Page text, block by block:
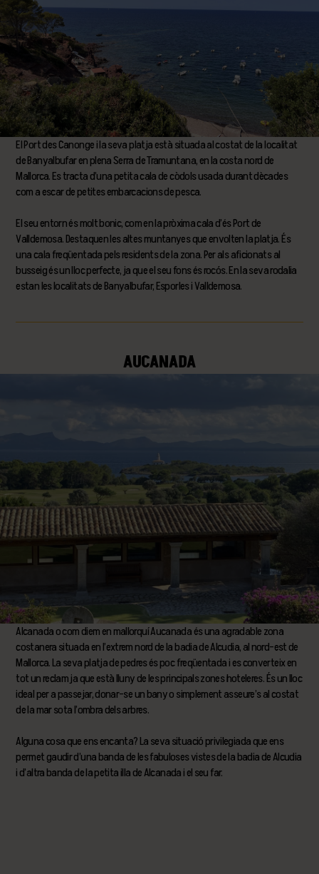
El Port des Canonge i la seva platja està situada al costat de la localitat
de Banyalbufar en plena Serra de Tramuntana, en la costa nord de
Mallorca. Es tracta d’una petita cala de còdols usada durant dècades
com a escar de petites embarcacions de pesca.
El seu entorn és molt bonic, com en la pròxima cala d’és Port de
Valldemosa. Destaquen les altes muntanyes que envolten la platja. És
una cala freqüentada pels residents de la zona. Per als aficionats al
busseig és un lloc perfecte, ja que el seu fons és rocós. En la seva rodalia
estan les localitats de Banyalbufar, Esporles i Valldemosa.
AUCANADA
Alcanada o com diem en mallorquí Aucanada és una agradable zona
costanera situada en l’extrem nord de la badia de Alcudia, al nord-est de
Mallorca. La seva platja de pedres és poc freqüentada i es converteix en
tot un reclam ja que està lluny de les principals zones hoteleres. És un lloc
ideal per a passejar, donar-se un bany o simplement asseure’s al costat
de la mar sota l’ombra dels arbres.
Alguna cosa que ens encanta? La seva situació privilegiada que ens
permet gaudir d’una banda de les fabuloses vistes de la badia de Alcudia
i d’altra banda de la petita illa de Alcanada i el seu far.